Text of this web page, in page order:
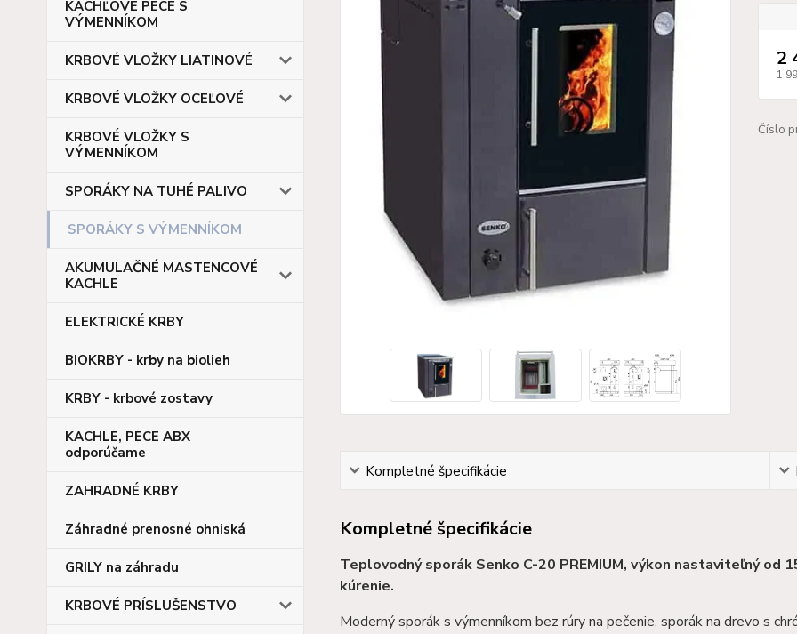
KACHĽOVÉ PECE S
VÝMENNÍKOM
KRBOVÉ VLOŽKY LIATINOVÉ
KRBOVÉ VLOŽKY OCEĽOVÉ
KRBOVÉ VLOŽKY S
VÝMENNÍKOM
SPORÁKY NA TUHÉ PALIVO
SPORÁKY S VÝMENNÍKOM
AKUMULAČNÉ MASTENCOVÉ
KACHLE
ELEKTRICKÉ KRBY
BIOKRBY - krby na biolieh
KRBY - krbové zostavy
KACHLE, PECE ABX
odporúčame
ZAHRADNÉ KRBY
Záhradné prenosné ohniská
GRILY na záhradu
KRBOVÉ PRÍSLUŠENSTVO
2
1
Číslo
Kompletné špecifikácie
Kompletné špecifikácie
Teplovodný sporák Senko C-20 PREMIUM, výkon nastaviteľný od
kúrenie.
Moderný sporák s výmenníkom bez rúry na pečenie, sporák na drevo s